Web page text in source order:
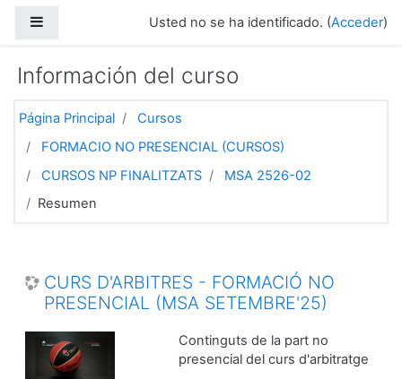
Usted no se ha identificado. (Acceder)
Información del curso
Página Principal
Cursos
FORMACIO NO PRESENCIAL (CURSOS)
CURSOS NP FINALITZATS
MSA 2526-02
Resumen
CURS D'ARBITRES - FORMACIÓ NO
PRESENCIAL (MSA SETEMBRE'25)
Continguts de la part no
presencial del curs d'arbitratge